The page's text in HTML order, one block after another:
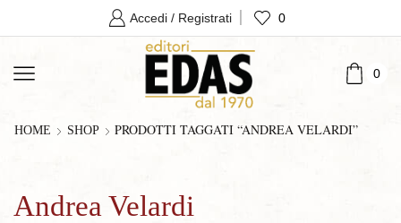
Accedi / Registrati 0
0
HOME SHOP PRODOTTI TAGGATI “ANDREA VELARDI”
Andrea Velardi